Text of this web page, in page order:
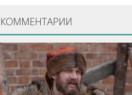
КОММЕНТАРИИ